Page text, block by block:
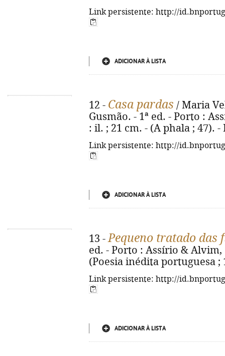
Link persistente: http://
ADICIONAR À LISTA
12 - Casa pardas / Maria
Gusmão. - 1ª ed. - Porto :
: il. ; 21 cm. - (A phala ; 47). -
Link persistente: http://
ADICIONAR À LISTA
13 -Pequeno tratado das
ed. - Porto : Assírio & Alvim,
(Poesia inédita portuguesa ;
Link persistente: http://
ADICIONAR À LISTA